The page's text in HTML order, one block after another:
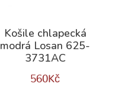
Košile chlapecká
modrá Losan 625-
3731AC
560Kč